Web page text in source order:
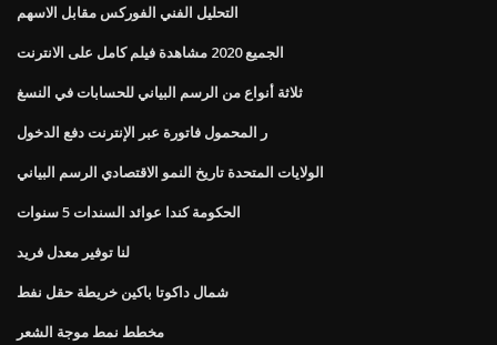
التحليل الفني الفوركس مقابل الاسهم
الجميع 2020 مشاهدة فيلم كامل على الانترنت
ثلاثة أنواع من الرسم البياني للحسابات في النسغ
ر المحمول فاتورة عبر الإنترنت دفع الدخول
الولايات المتحدة تاريخ النمو الاقتصادي الرسم البياني
الحكومة كندا عوائد السندات 5 سنوات
لنا توفير معدل فريد
شمال داكوتا باكين خريطة حقل نفط
مخطط نمط موجة الشعر